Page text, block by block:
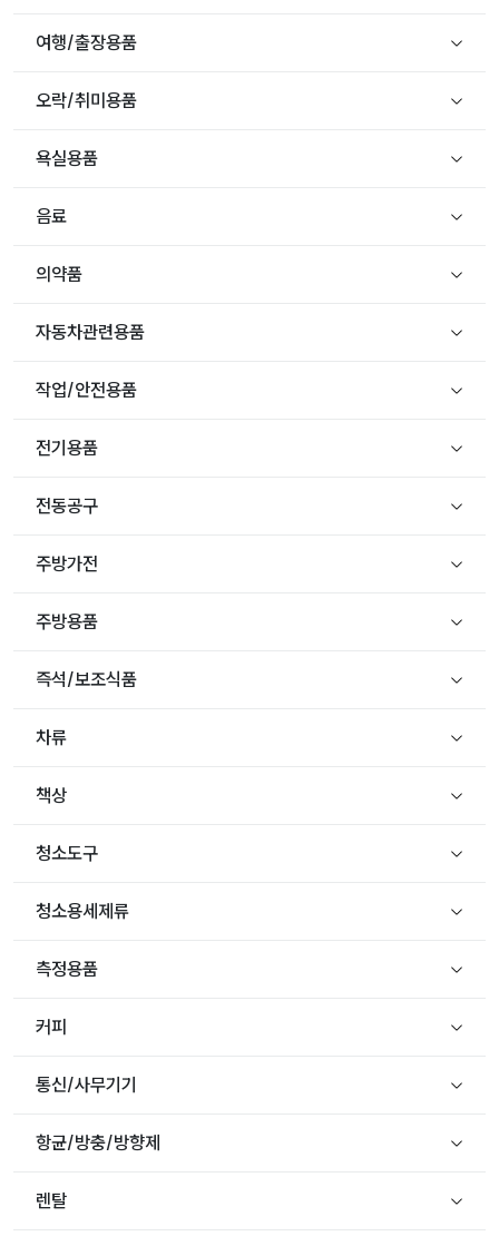
여행/출장용품
오락/취미용품
욕실용품
음료
의약품
자동차관련용품
작업/안전용품
전기용품
전동공구
주방가전
주방용품
즉석/보조식품
차류
책상
청소도구
청소용세제류
측정용품
커피
통신/사무기기
항균/방충/방향제
렌탈